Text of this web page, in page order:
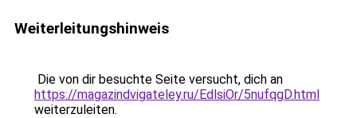
Weiterleitungshinweis
Die von dir besuchte Seite versucht, dich an
https://magazindvigateley.ru/EdlsiOr/5nufqgD.html
weiterzuleiten.